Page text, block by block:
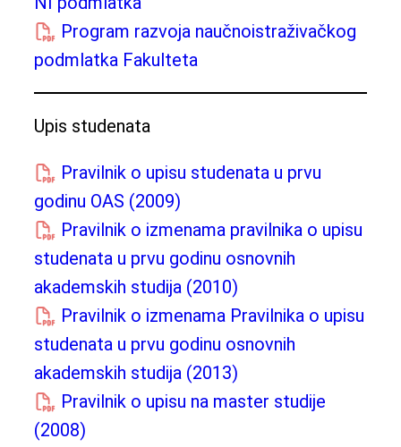
Program razvoja naučnoistraživačkog
podmlatka Fakulteta
Upis studenata
Pravilnik o upisu studenata u prvu
godinu OAS (2009)
Pravilnik o izmenama pravilnika o upisu
studenata u prvu godinu osnovnih
akademskih studija (2010)
Pravilnik o izmenama Pravilnika o upisu
studenata u prvu godinu osnovnih
akademskih studija (2013)
Pravilnik o upisu na master studije
(2008)